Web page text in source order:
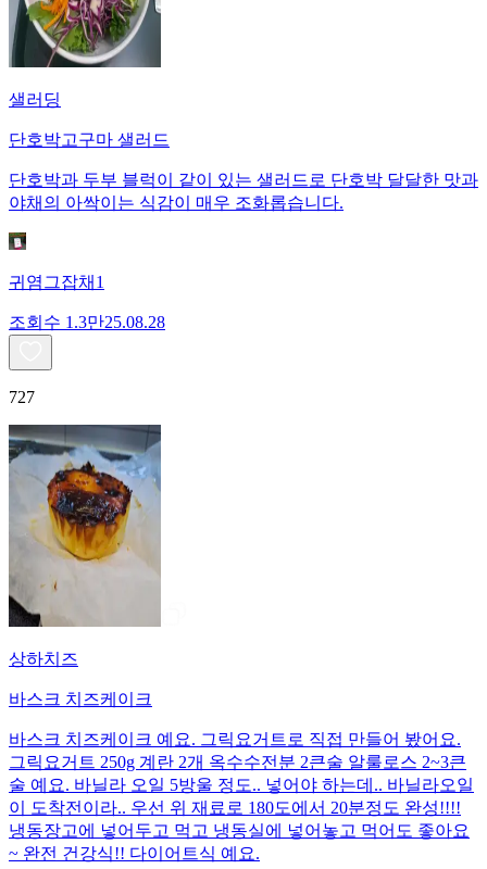
샐러딩
단호박고구마 샐러드
단호박과 두부 블럭이 같이 있는 샐러드로 단호박 달달한 맛과
야채의 아싹이는 식감이 매우 조화롭습니다.
귀염그잡채1
조회수 1.3만25.08.28
727
상하치즈
바스크 치즈케이크
바스크 치즈케이크 예요. 그릭요거트로 직접 만들어 봤어요.
그릭요거트 250g 계란 2개 옥수수전분 2큰술 알룰로스 2~3큰
술 예요. 바닐라 오일 5방울 정도.. 넣어야 하는데.. 바닐라오일
이 도착전이라.. 우선 위 재료로 180도에서 20분정도 완성!!!!
냉동장고에 넣어두고 먹고 냉동실에 넣어놓고 먹어도 좋아요
~ 완전 건강식!! 다이어트식 예요.